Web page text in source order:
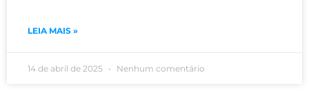
LEIA MAIS »
14 de abril de 2025 Nenhum comentário